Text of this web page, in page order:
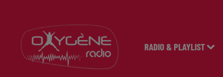
RADIO & PLAYLIST